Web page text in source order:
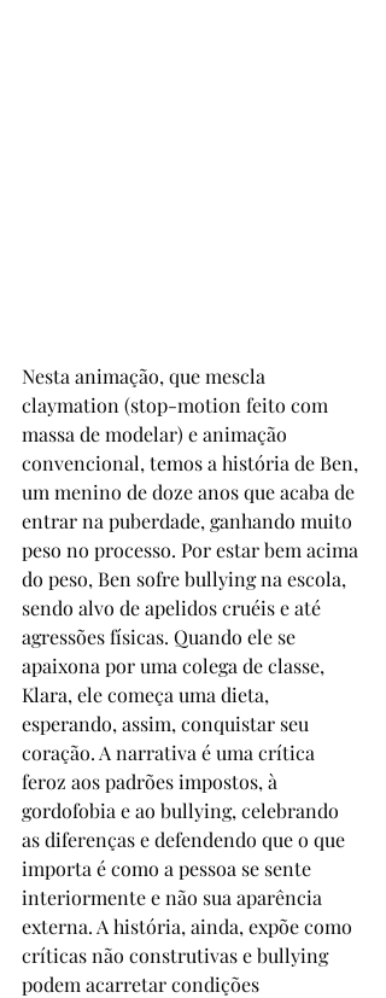
Nesta animação, que mescla
claymation (stop-motion feito com
massa de modelar) e animação
convencional, temos a história de Ben,
um menino de doze anos que acaba de
entrar na puberdade, ganhando muito
peso no processo. Por estar bem acima
do peso, Ben sofre bullying na escola,
sendo alvo de apelidos cruéis e até
agressões físicas. Quando ele se
apaixona por uma colega de classe,
Klara, ele começa uma dieta,
esperando, assim, conquistar seu
coração. A narrativa é uma crítica
feroz aos padrões impostos, à
gordofobia e ao bullying, celebrando
as diferenças e defendendo que o que
importa é como a pessoa se sente
interiormente e não sua aparência
externa. A história, ainda, expõe como
críticas não construtivas e bullying
podem acarretar condições